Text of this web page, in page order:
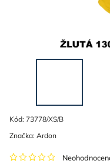
Kód: 73778/XS/B
Značka: Ardon